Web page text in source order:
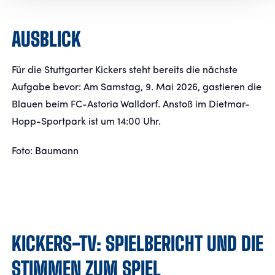
AUSBLICK
Für die Stuttgarter Kickers steht bereits die nächste
Aufgabe bevor: Am Samstag, 9. Mai 2026, gastieren die
Blauen beim FC-Astoria Walldorf. Anstoß im Dietmar-
Hopp-Sportpark ist um 14:00 Uhr.
Foto: Baumann
KICKERS-TV: SPIELBERICHT UND DIE
STIMMEN ZUM SPIEL